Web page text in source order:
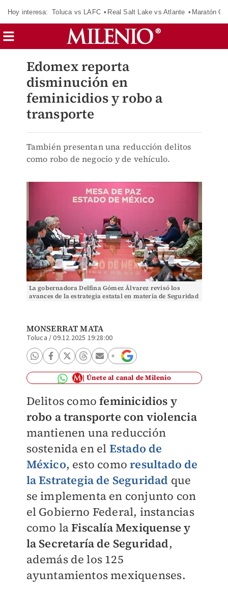
Hoy interesa: Toluca vs LAFC Real Salt Lake vs Atlante Maratón
Edomex reporta
disminución en
feminicidios y robo a
transporte
También presentan una reducción delitos
como robo de negocio y de vehículo.
La gobernadora Delfina Gómez Álvarez revisó los
avances de la estrategia estatal en materia de Seguridad
MONSERRAT MATA
Toluca /09.12.2025 19:28:00
Únete al canal de Milenio
Delitos comofeminicidios y
robo a transporte con violencia
mantienen una reducción
sostenida en el Estado de
México, esto comoresultado de
la Estrategia de Seguridad que
se implementa en conjunto con
el Gobierno Federal, instancias
como laFiscalía Mexiquense y
la Secretaría de Seguridad,
además de los 125
ayuntamientos mexiquenses.